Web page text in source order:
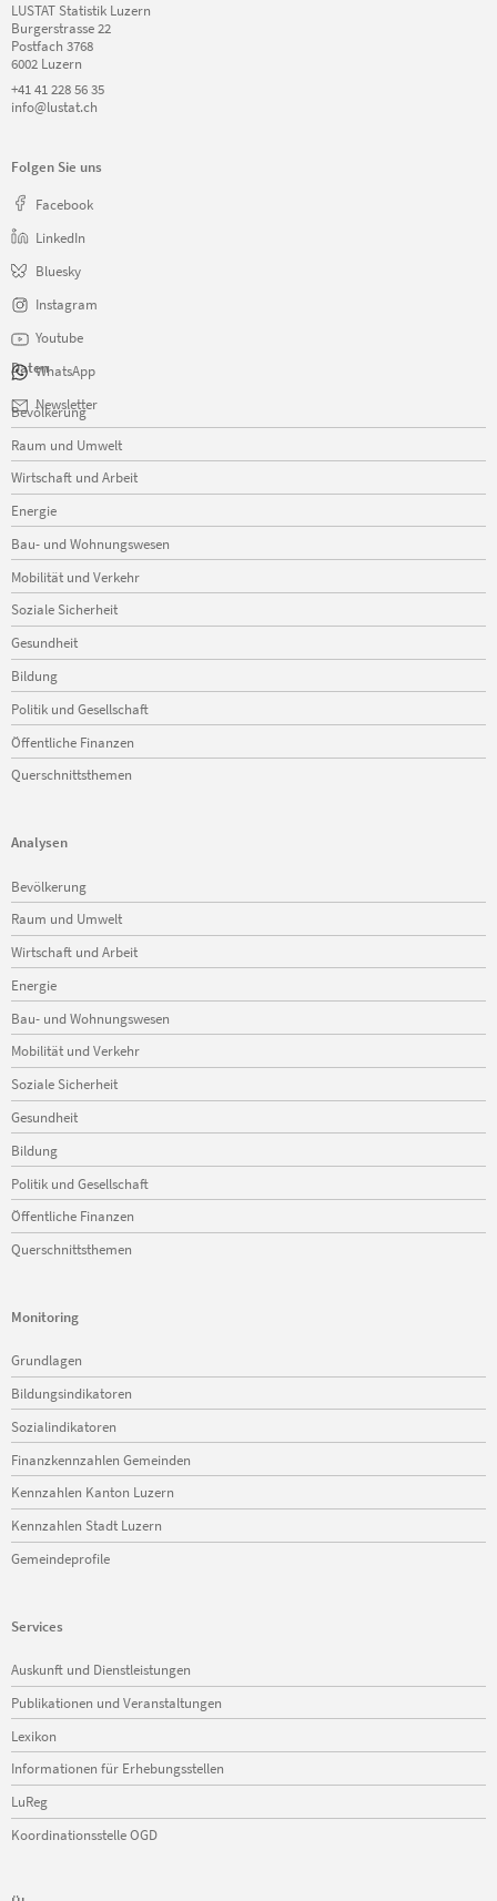
LUSTAT Statistik Luzern
Burgerstrasse 22
Postfach 3768
6002 Luzern
+41 41 228 56 35
info@lustat.ch
Folgen Sie uns
Facebook
LinkedIn
Bluesky
Instagram
Youtube
WhatsApp
Newsletter
Daten
Navigation
überspringen
Bevölkerung
Raum und Umwelt
Wirtschaft und Arbeit
Energie
Bau- und Wohnungswesen
Mobilität und Verkehr
Soziale Sicherheit
Gesundheit
Bildung
Politik und Gesellschaft
Öffentliche Finanzen
Querschnittsthemen
Analysen
überspringen
Bevölkerung
Raum und Umwelt
Wirtschaft und Arbeit
Energie
Bau- und Wohnungswesen
Mobilität und Verkehr
Soziale Sicherheit
Gesundheit
Bildung
Politik und Gesellschaft
Öffentliche Finanzen
Querschnittsthemen
Monitoring
Navigation
überspringen
Grundlagen
Bildungsindikatoren
Sozialindikatoren
Finanzkennzahlen Gemeinden
Kennzahlen Kanton Luzern
Kennzahlen Stadt Luzern
Gemeindeprofile
Services
Navigation
überspringen
Auskunft und Dienstleistungen
Publikationen und Veranstaltungen
Lexikon
Informationen für Erhebungsstellen
LuReg
Koordinationsstelle OGD